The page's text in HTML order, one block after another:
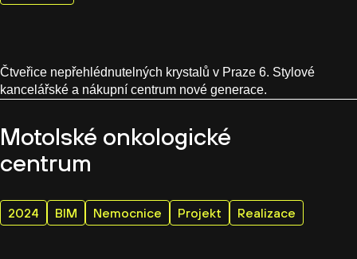
Čtveřice nepřehlédnutelných krystalů v Praze 6. Stylové
kancelářské a nákupní centrum nové generace.
Motolské onkologické
centrum
2024 BIM Nemocnice Projekt Realizace